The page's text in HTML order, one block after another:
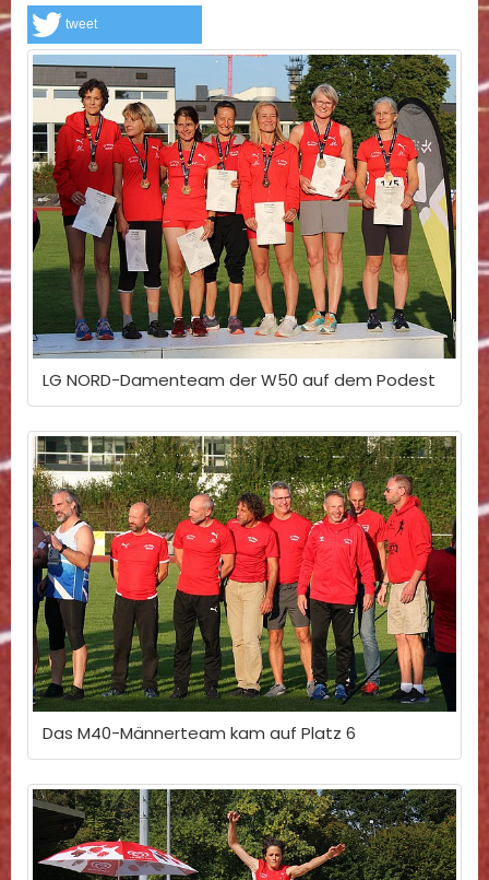
tweet
LG NORD-Damenteam der W50 auf dem Podest
Das M40-Männerteam kam auf Platz 6